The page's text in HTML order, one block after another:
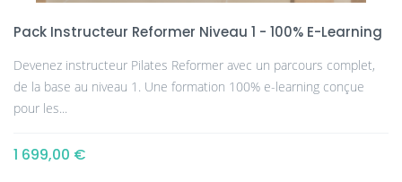
Pack Instructeur Reformer Niveau 1 - 100% E-Learning
Devenez instructeur Pilates Reformer avec un parcours complet,
de la base au niveau 1. Une formation 100% e-learning conçue
pour les...
1 699,00 €